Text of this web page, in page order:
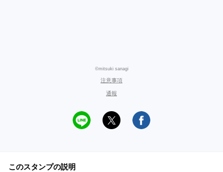
©mitsuki sanagi
注意事項
通報
このスタンプの説明